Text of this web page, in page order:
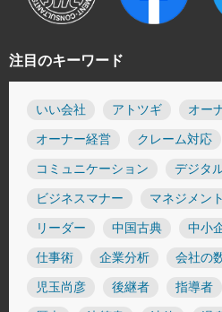
注目のキーワード
いい会社 アトツギ オー
オーナー経営 クレーム対応
コミュニケーション デジタ
ビジネスマナー マネジメント
リーダー 中国古典 中小
仕事術 企業分析 会社の
児玉尚彦 後継者 指導者